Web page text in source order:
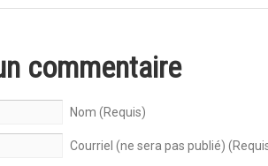
commentaire
Nom (Requis)
Courriel (ne sera pas publié)